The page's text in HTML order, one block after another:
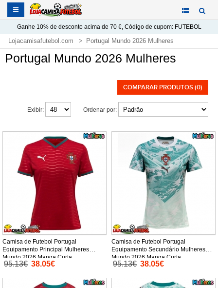
Ganhe 10%de desconto acima de 70 €, Código de cupom: FUTEBOL
Lojacamisafutebol.com Portugal Mundo 2026 Mulheres
Portugal Mundo 2026 Mulheres
COMPARAR PRODUTOS (0)
Ordenar por:
Exibir:
Camisa de Futebol Portugal
Equipamento Principal Mulheres
Mundo 2026 Manga Curta
95.13€ 38.05€
Camisa de Futebol Portugal
Equipamento Secundário Mulheres
Mundo 2026 Manga Curta
95.13€ 38.05€